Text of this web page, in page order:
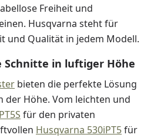
Freiheit und
Husqvarna steht für
und Qualität in jedem Modell.
Schnitte in luftiger Höhe
bieten die perfekte Lösung
Höhe. Vom leichten und
für den privaten
Husqvarna 530iPT5für